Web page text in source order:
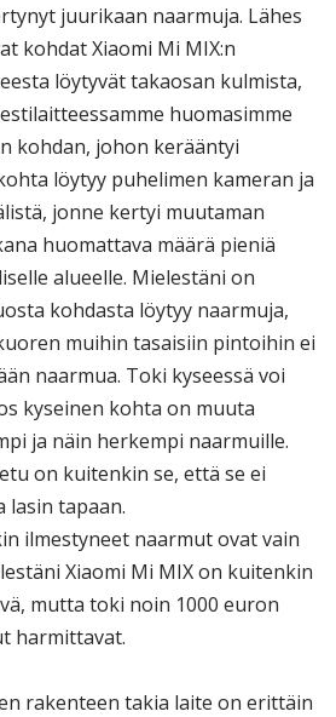
juurikaan naarmuja. Lähes
kohdat Xiaomi Mi MIX:n
löytyvät takaosan kulmista,
huomasimme
kohdan, johon kerääntyi
löytyy puhelimen kameran ja
jonne kertyi muutaman
huomattava määrä pieniä
alueelle. Mielestäni on
kohdasta löytyy naarmuja,
muihin tasaisiin pintoihin ei
naarmua. Toki kyseessä voi
kyseinen kohta on muuta
ja näin herkempi naarmuille.
on kuitenkin se, että se ei
lasin tapaan.
ilmestyneet naarmut ovat vain
Xiaomi Mi MIX on kuitenkin
mutta toki noin 1000 euron
harmittavat.
rakenteen takia laite on erittäin